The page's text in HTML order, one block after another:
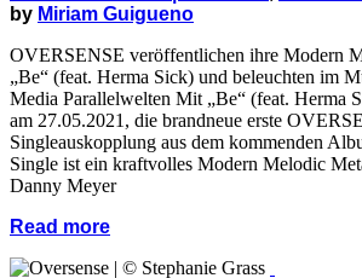
by Miriam Guigueno
OVERSENSE veröffentlichen ihre Modern
„Be“ (feat. Herma Sick) und beleuchten im
Media Parallelwelten Mit „Be“ (feat. Herma
am 27.05.2021, die brandneue erste
Singleauskopplung aus dem kommenden
Single ist ein kraftvolles Modern Melodic
Danny Meyer
Read more